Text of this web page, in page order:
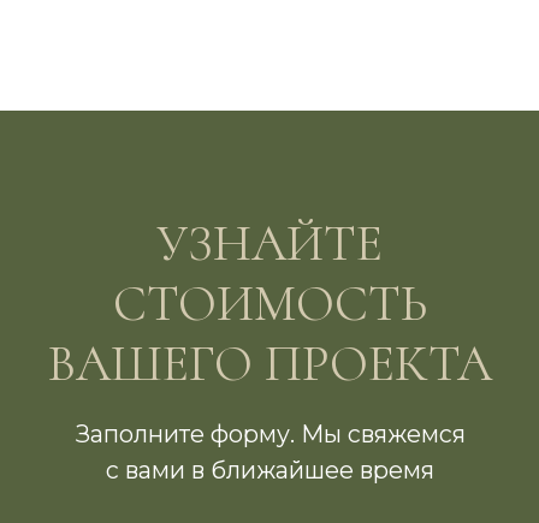
Дендролог
Василиса Николаева